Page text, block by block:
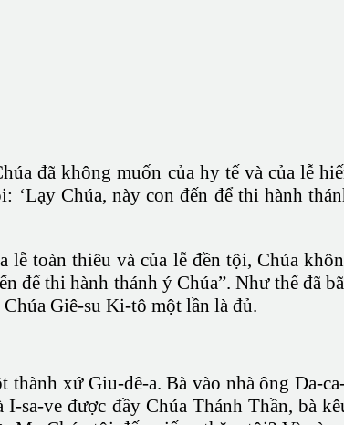
đã không muốn của hy tế và của lễ
Chúa, này con đến để thi hành
lễ toàn thiêu và của lễ đền tội, Chúa
để thi hành thánh ý Chúa”. Như thế đã
Giê-su Ki-tô một lần là đủ.
xứ Giu-đê-a. Bà vào nhà ông Da-
ve được đầy Chúa Thánh Thần, bà